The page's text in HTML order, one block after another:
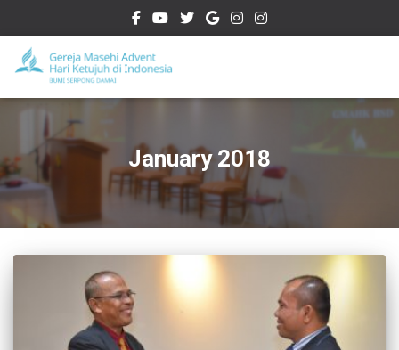
January 2018